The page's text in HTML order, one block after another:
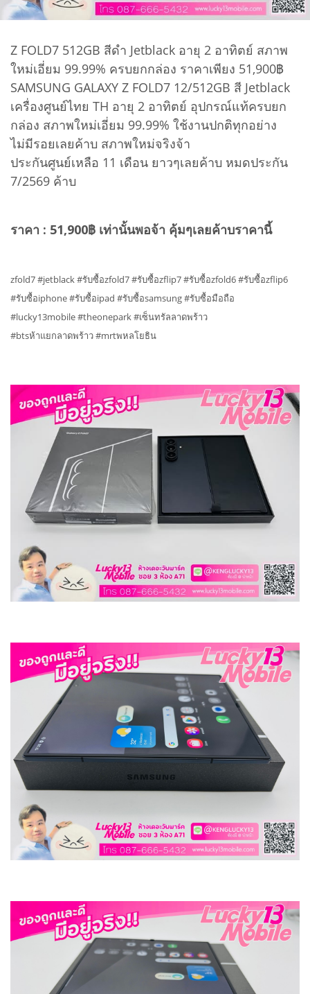
Z FOLD7 512GB สีดำ Jetblack อายุ 2 อาทิตย์ สภาพ
ใหม่เอี่ยม 99.99% ครบยกกล่อง ราคาเพียง 51,900฿
SAMSUNG GALAXY Z FOLD7 12/512GB สี Jetblack
เครื่องศูนย์ไทย TH อายุ 2 อาทิตย์ อุปกรณ์แท้ครบยก
กล่อง สภาพใหม่เอี่ยม 99.99% ใช้งานปกติทุกอย่าง
ไม่มีรอยเลยค้าบ สภาพใหม่จริงจ้า
ประกันศูนย์เหลือ 11 เดือน ยาวๆเลยค้าบ หมดประกัน
7/2569 ค้าบ
ราคา : 51,900฿ เท่านั้นพอจ้า คุ้มๆเลยค้าบราคานี้
zfold7 #jetblack #รับซื้อzfold7 #รับซื้อzflip7 #รับซื้อzfold6 #รับซื้อzflip6
#รับซื้อiphone #รับซื้อipad #รับซื้อsamsung #รับซื้อมือถือ
#lucky13mobile #theonepark #เซ็นทรัลลาดพร้าว
#btsห้าแยกลาดพร้าว #mrtพหลโยธิน